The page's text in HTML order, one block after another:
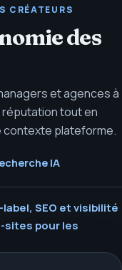
CRÉATEURS
des
et agences à
réputation tout en
contexte plateforme.
IA
SEO et visibilité
sites pour les